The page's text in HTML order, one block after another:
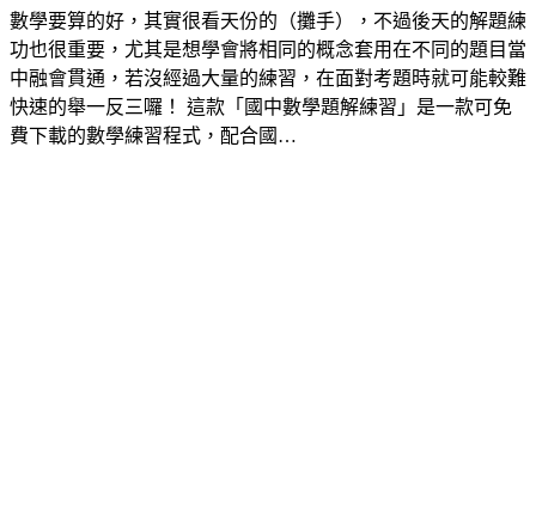
數學要算的好，其實很看天份的（攤手），不過後天的解題練
功也很重要，尤其是想學會將相同的概念套用在不同的題目當
中融會貫通，若沒經過大量的練習，在面對考題時就可能較難
快速的舉一反三囉！ 這款「國中數學題解練習」是一款可免
費下載的數學練習程式，配合國…